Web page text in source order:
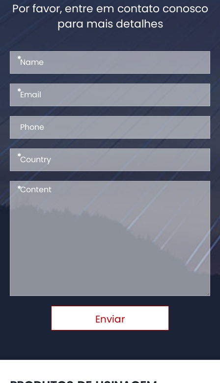
Por favor, entre em contato conosco
para mais detalhes
*
*
*
*
Enviar